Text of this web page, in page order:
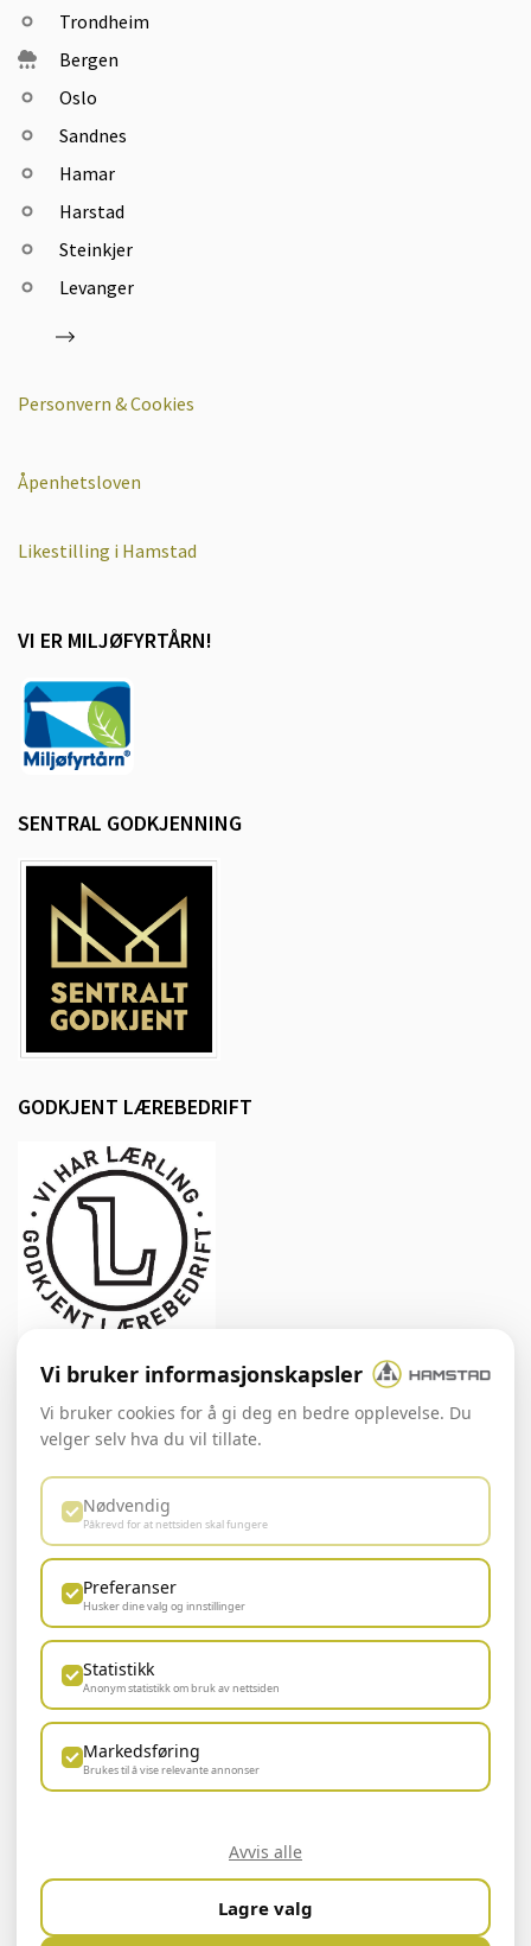
Trondheim
Bergen
Oslo
Sandnes
Hamar
Harstad
Steinkjer
Levanger
Personvern & Cookies
Åpenhetsloven
Likestilling i Hamstad
VI ER MILJØFYRTÅRN!
SENTRAL GODKJENNING
GODKJENT LÆREBEDRIFT
SOSIALE MEDIER
BÆREKRAFTIG UTVIKLING
Logg inn ansatt
Vi bruker informasjonskapsler
Vi bruker cookies for å gi deg en bedre opplevelse. Du
velger selv hva du vil tillate.
Nødvendig
Påkrevd for at nettsiden skal fungere
Preferanser
Husker dine valg og innstillinger
Statistikk
Anonym statistikk om bruk av nettsiden
Markedsføring
Brukes til å vise relevante annonser
Avvis alle
Lagre valg